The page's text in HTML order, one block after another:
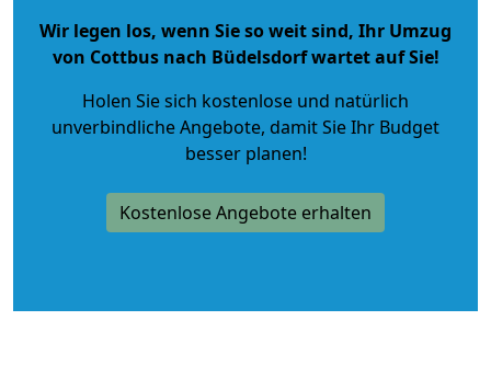
Wir legen los, wenn Sie so weit sind, Ihr Umzug
von Cottbus nach Büdelsdorf wartet auf Sie!
Holen Sie sich kostenlose und natürlich
unverbindliche Angebote, damit Sie Ihr Budget
besser planen!
Kostenlose Angebote erhalten